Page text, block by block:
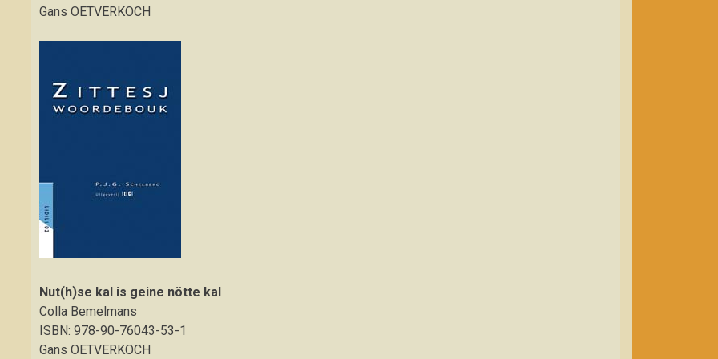
Gans OETVERKOCH
Nut(h)se kal is geine nötte kal
Colla Bemelmans
ISBN: 978-90-76043-53-1
Gans OETVERKOCH